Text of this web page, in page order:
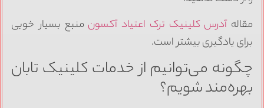
مقاله آدرس کلینیک ترک اعتیاد آکسونمنبع بسیار خوبی
برای یادگیری بیشتر است.
چگونه می‌توانیم از خدمات کلینیک تابان
بهره‌مند شویم؟